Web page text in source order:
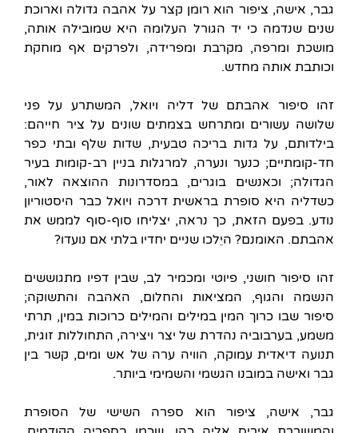
גבר, אישה, ציפור הוא רומן קצר על אהבה גדולה וארוכת
שנים שנדמה כי יד הגורל העלומה היא שמובילה אותה,
מושכת ומרפה, מקרבת ומפרידה, ולפרקים אף מוחקת
וכותבת אותה מחדש.
זהו סיפור אהבתם של דליה ויואל, המשתרע על פני
שלושה עשורים ומתרחש בצמתים שונים על ציר חייהם:
בילדותם, על גדות בריכה טבעית, שדות שלף ובתי כפר
חד-קומתיים; כנער ונערה, למרגלות בניין רב-קומות בעיר
הגדולה; וכאנשים בוגרים, במסדרונות ההוצאה לאור,
כשדליה היא סופרת בראשית דרכה ויואל כבר היסטוריון
נודע. בפעם הזאת, כך נראה, יצליחו סוף-סוף לממש את
אהבתם. האומנם? היֵלכו שניים יחדיו בלתי אם נועדו?
זהו סיפור חושני, פיוטי ומכמיר לב, שבין דפיו מתגוששים
הנשמה והגוף, המציאות והחלום, האהבה והתשוקה;
סיפור שבו כרוך המין במילים והמילים כרוכות במין, תרתי
משמע, בערבוביה נהדרת של יצר ויצירה, התחוללות זוגית,
תנועה דיאדית עמוקה, הוויה ערה של אש ומים, קשר בין
גבר ואישה במובנו הגשמי והשמימי ביותר.
גבר, אישה, ציפור הוא ספרה השישי של הסופרת